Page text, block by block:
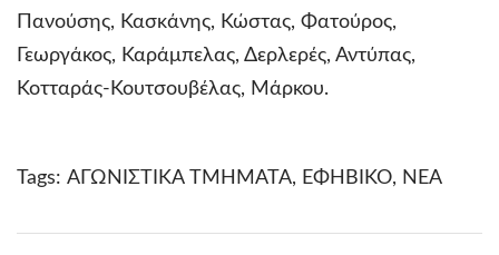
Πανούσης, Κασκάνης, Κώστας, Φατούρος,
Γεωργάκος, Καράμπελας, Δερλερές, Αντύπας,
Κοτταράς-Κουτσουβέλας, Μάρκου.
Tags: ΑΓΩΝΙΣΤΙΚΑ ΤΜΗΜΑΤΑ, ΕΦΗΒΙΚΟ, ΝΕΑ